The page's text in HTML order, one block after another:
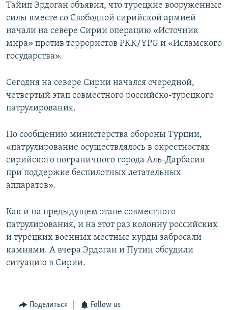
Тайип Эрдоган объявил, что турецкие вооруженные
силы вместе со Свободной сирийской армией
начали на севере Сирии операцию «Источник
мира» против террористов PKK/YPG и «Исламского
государства».
Сегодня на севере Сирии начался очередной,
четвертый этап совместного российско-турецкого
патрулирования.
По сообщению министерства обороны Турции,
«патрулирование осуществлялось в окрестностях
сирийского пограничного города Аль-Дарбасия
при поддержке беспилотных летательных
аппаратов».
Как и на предыдущем этапе совместного
патрулирования, и на этот раз колонну российских
и турецких военных местные курды забросали
камнями. А вчера Эрдоган и Путин обсудили
ситуацию в Сирии.
Поделиться Follow us